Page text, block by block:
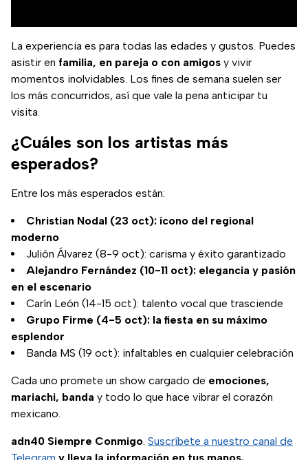
La experiencia es para todas las edades y gustos. Puedes
asistir en familia, en pareja o con amigos y vivir
momentos inolvidables. Los fines de semana suelen ser
los más concurridos, así que vale la pena anticipar tu
visita.
¿Cuáles son los artistas más
esperados?
Entre los más esperados están:
Christian Nodal (23 oct): ícono del regional
moderno
Julión Álvarez (8-9 oct): carisma y éxito garantizado
Alejandro Fernández (10-11 oct): elegancia y pasión
en el escenario
Carín León (14-15 oct): talento vocal que trasciende
Grupo Firme (4-5 oct): la fiesta en su máximo
esplendor
Banda MS (19 oct): infaltables en cualquier celebración
Cada uno promete un show cargado de emociones,
mariachi, banda y todo lo que hace vibrar el corazón
mexicano.
adn40 Siempre Conmigo. Suscríbete a nuestro canal de